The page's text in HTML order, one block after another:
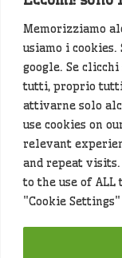
Memorizziamo
usiamo i cookies.
google. Se
tutti, proprio tutti
attivarne solo
use cookies on
relevant
and repeat
to the use of
"Cookie
Siamo attenti a
d’immagine. Se
richiederne la
messaggio).
Alcuni articoli
l'intelligenza
provenienti da
locale. Prima
controllato dalla
Hey che fine